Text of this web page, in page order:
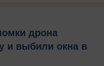
дрона
и выбили окна в